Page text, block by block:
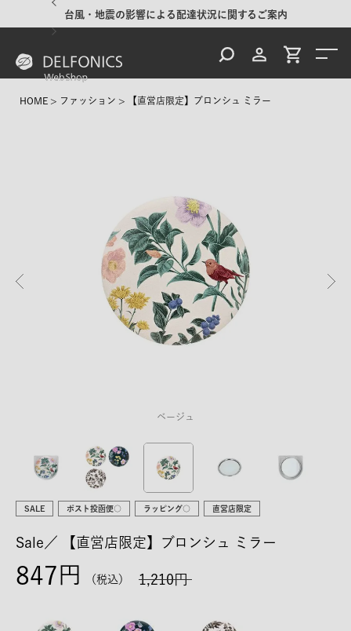
台風・地震の影響による配達状況に関するご案内
HOME ファッション 【直営店限定】ブロンシュ ミラー
ベージュ
SALE ポスト投函便○ ラッピング○ 直営店限定
Sale／ 【直営店限定】ブロンシュ ミラー
1,210
847 税込